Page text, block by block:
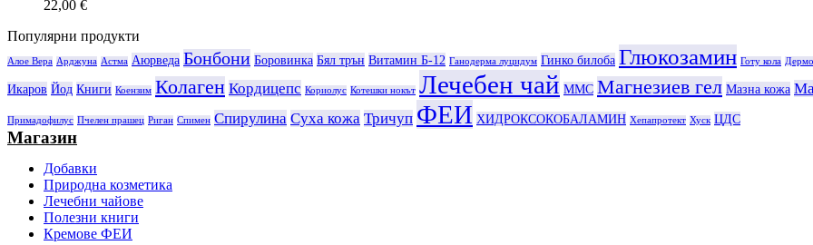
22,00 €
Популярни продукти
Алое Вера Арджуна Астма Аюрведа Бонбони Боровинка Бял трън Витамин Б-12 Ганодерма луцидум Гинко билоба Глюкозамин Готу кола
Икаров Йод Книги Коензим Колаген Кордицепс Кориолус Котешки нокът Лечебен чай ММС Магнезиев гел Мазна кожа
Примадофилус Пчелен прашец Риган Спимен Спирулина Суха кожа Тричуп ФЕИ ХИДРОКСОКОБАЛАМИН Хепапротект Хуск ЦДС
Магазин
Добавки
Природна козметика
Лечебни чайове
Полезни книги
Кремове ФЕИ